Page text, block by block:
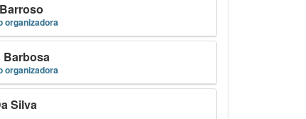
organizadora
Barbosa
organizadora
Silva